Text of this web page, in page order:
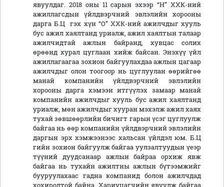
явуулдаг. 2018 оны 11 сарын эхээр “Н” ХХК-ний
ажиллагсдын үйлдвэрчний эвлэлийн хорооны
дарга Б.Ц гэх хүн “О” ХХК-ний ажилчдыг хууль
бус ажил хаялтанд уриалж, ажил хаялтын талаар
ажилчидтай ажлын байранд, хувцас солих
өрөөнд хурал цуглаан хийж байсан. Энэхүү үйл
ажиллагаагаа зохион байгуулахдаа ажлын цагаар
ажилчдыг олон тоогоор нь цуглуулан өөрийгөө
манай компанийн үйлдвэрчний эвлэлийн
хорооны дарга хэмээн итгүүлэх замаар манай
компанийн ажилчдыг хууль бус ажил хаялтанд
уриалж, мөн ажилчдыг хууран мэхэлж ажил хаях
тухай зөвшөөрлийн бичигт гарын үсэг цуглуулж
байгаа нь өөр компанийн үйлдвэрчний эвлэлийн
даргын эрх хэмжээнээс хальсан үйлдэл юм. Б.Ц
гийн зохион байгуулж байгаа уулзалтуудын үеэр
түүний дуудсанаар ажлын байраа орхиж явж
байгаа нь тухайн ажилтны ажлын бүтээмжийг
бууруулахаас гадна компанид болон ажилчдад
хохиролтой байна. Хариуцагчийн явуулж байгаа